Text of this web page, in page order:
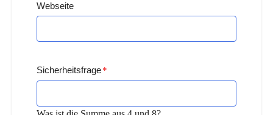
Webseite
Sicherheitsfrage*